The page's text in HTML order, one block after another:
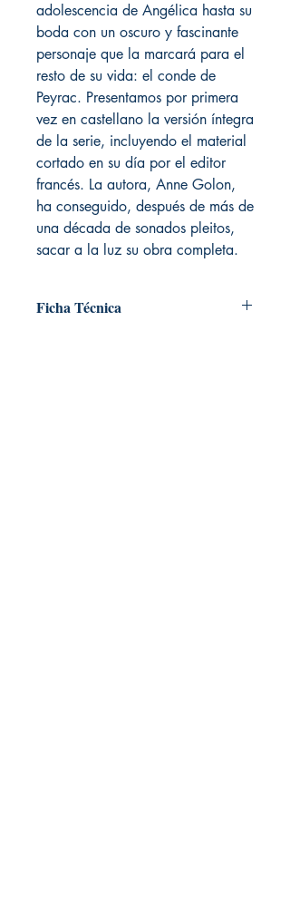
adolescencia de Angélica hasta su
boda con un oscuro y fascinante
personaje que la marcará para el
resto de su vida: el conde de
Peyrac. Presentamos por primera
vez en castellano la versión íntegra
de la serie, incluyendo el material
cortado en su día por el editor
francés. La autora, Anne Golon,
ha conseguido, después de más de
una década de sonados pleitos,
sacar a la luz su obra completa.
Ficha Técnica